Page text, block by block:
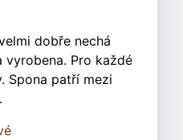
dobře nechá
Pro každé
Spona patří mezi